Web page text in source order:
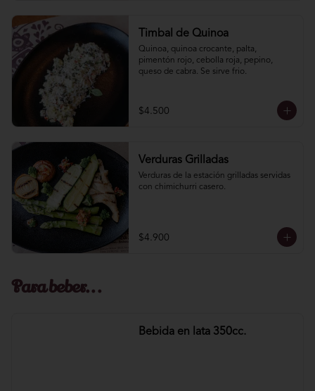
Timbal de Quinoa
Quinoa, quinoa crocante, palta,
pimentón rojo, cebolla roja, pepino,
queso de cabra. Se sirve frio.
$4.500
Verduras Grilladas
Verduras de la estación grilladas servidas
con chimichurri casero.
$4.900
Para beber...
Bebida en lata 350cc.